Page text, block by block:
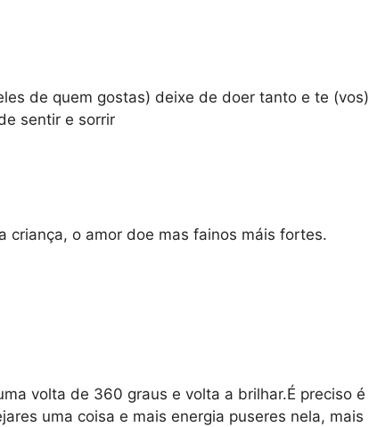
de quem gostas) deixe de doer tanto e te (vos)
sentir e sorrir
criança, o amor doe mas fainos máis fortes.
volta de 360 graus e volta a brilhar.É preciso é
uma coisa e mais energia puseres nela, mais